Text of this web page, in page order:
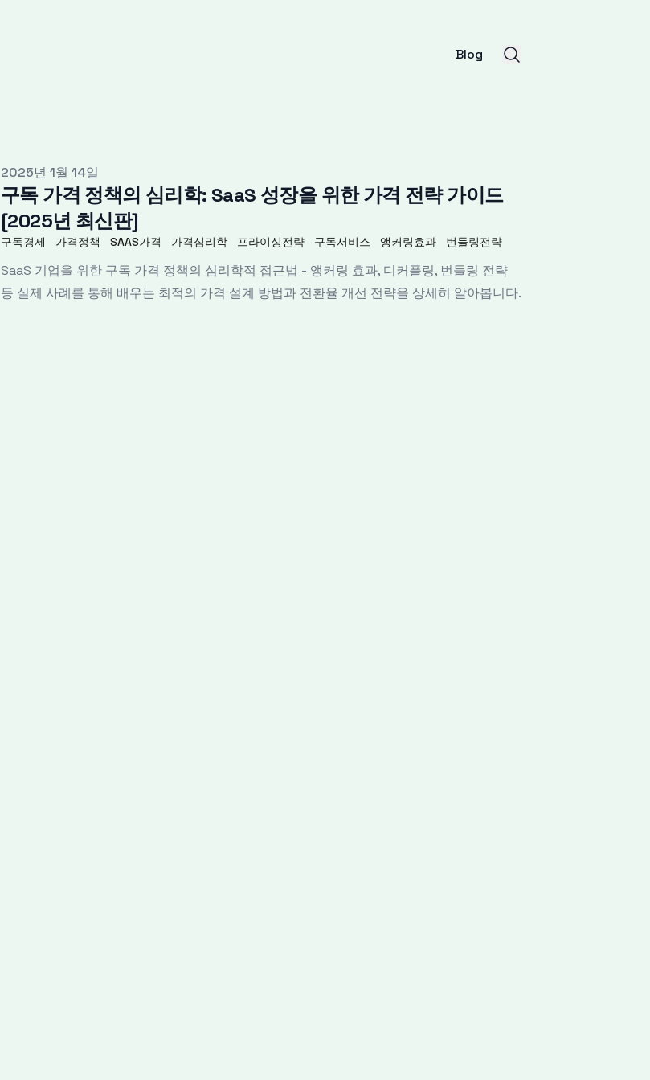
Blog
Published on
2025년 1월 14일
구독 가격 정책의 심리학: SaaS 성장을 위한 가격 전략 가이드
[2025년 최신판]
구독경제 가격정책 SAAS가격 가격심리학 프라이싱전략 구독서비스 앵커링효과 번들링전략
SaaS 기업을 위한 구독 가격 정책의 심리학적 접근법 - 앵커링 효과, 디커플링, 번들링 전략
등 실제 사례를 통해 배우는 최적의 가격 설계 방법과 전환율 개선 전략을 상세히 알아봅니다.